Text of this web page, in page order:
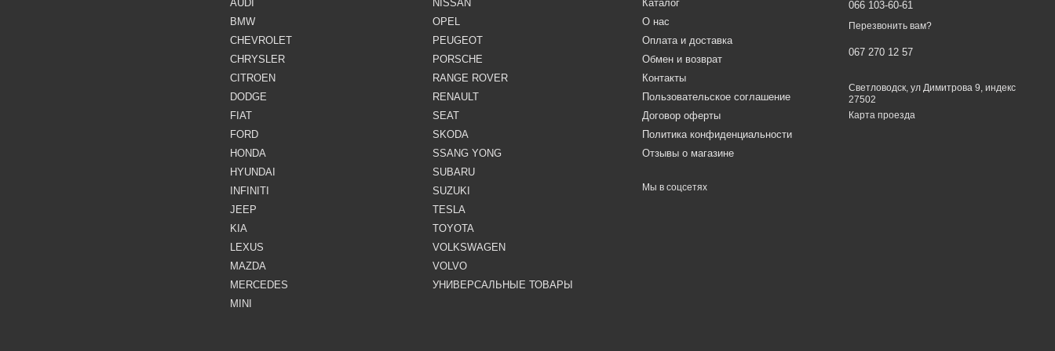
AUDI
BMW
CHEVROLET
CHRYSLER
CITROEN
DODGE
FIAT
FORD
HONDA
HYUNDAI
INFINITI
JEEP
KIA
LEXUS
MAZDA
MERCEDES
MINI
NISSAN
OPEL
PEUGEOT
PORSCHE
RANGE ROVER
RENAULT
SEAT
SKODA
SSANG YONG
SUBARU
SUZUKI
TESLA
TOYOTA
VOLKSWAGEN
VOLVO
УНИВЕРСАЛЬНЫЕ ТОВАРЫ
Каталог
О нас
Оплата и доставка
Обмен и возврат
Контакты
Пользовательское соглашение
Договор оферты
Политика конфиденциальности
Отзывы о магазине
Мы в соцсетях
066 103-60-61
Перезвонить вам?
067 270 12 57
Светловодск, ул Димитрова 9, индекс
27502
Карта проезда